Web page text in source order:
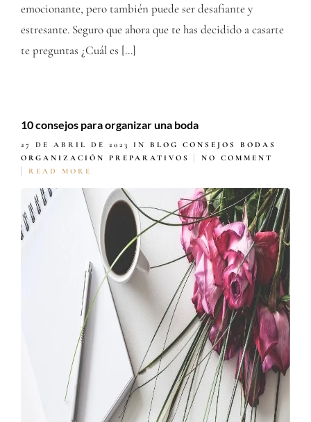
emocionante, pero también puede ser desafiante y
estresante. Seguro que ahora que te has decidido a casarte
te preguntas ¿Cuál es […]
10 consejos para organizar una boda
27 DE ABRIL DE 2023 IN BLOG
CONSEJOS BODAS
ORGANIZACIÓN
PREPARATIVOS
NO COMMENT
READ MORE